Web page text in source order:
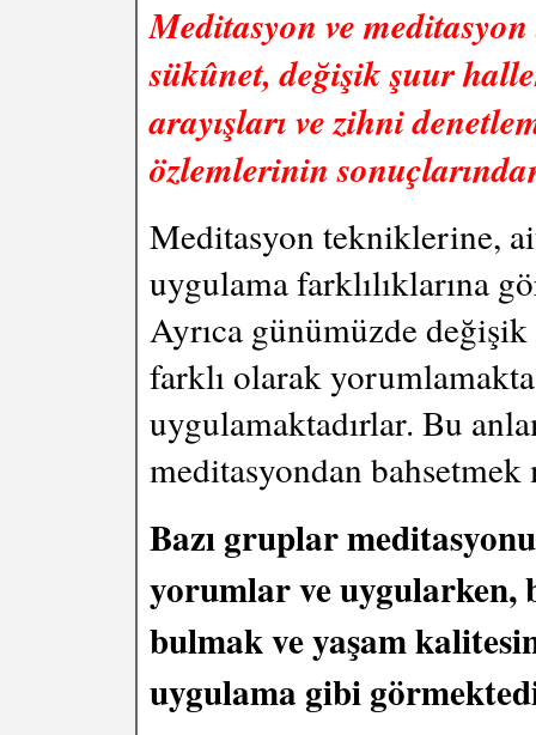
Meditasyon ve
sükûnet, değişik şuur
arayışları ve zihni
özlemlerinin
Meditasyon tekniklerine,
uygulama farklılıklarına
Ayrıca günümüzde
farklı olarak
uygulamaktadırlar. Bu
meditasyondan
Bazı gruplar
yorumlar ve uygularken,
bulmak ve yaşam
uygulama gibi